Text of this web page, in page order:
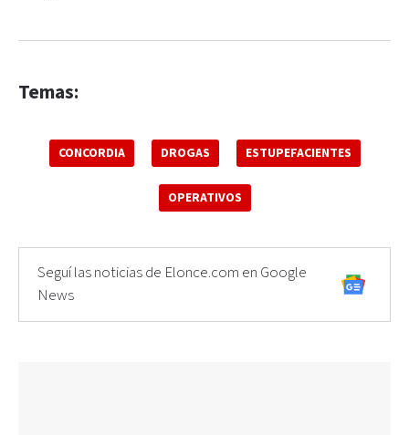
Temas:
CONCORDIA DROGAS ESTUPEFACIENTES
OPERATIVOS
Seguí las noticias de Elonce.com en Google
News